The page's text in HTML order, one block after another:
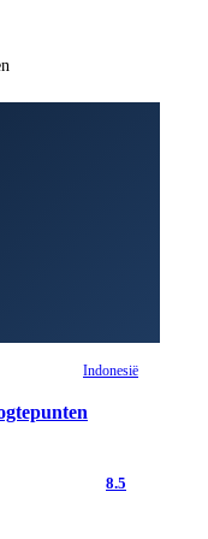
Indonesië
8.5